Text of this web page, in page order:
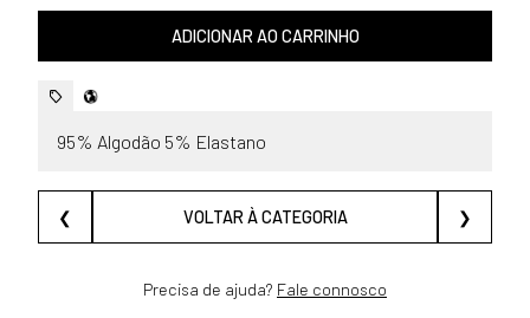
ADICIONAR AO CARRINHO
95% Algodão 5% Elastano
❮ VOLTAR À CATEGORIA ❯
Precisa de ajuda? Fale connosco